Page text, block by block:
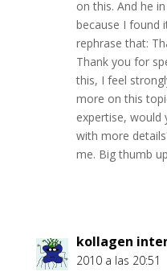
on this. And he
because I found
rephrase that:
Thank you for
this, I feel
more on this
expertise, would
with more
me. Big thumb
kollagen
2010 a las 20:51